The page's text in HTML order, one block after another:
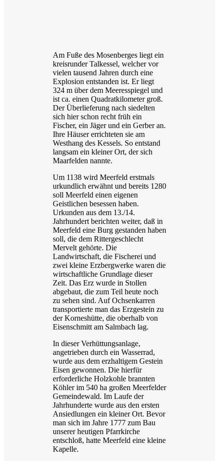
Am Fuße des Mosenberges liegt ein
kreisrunder Talkessel, welcher vor
vielen tausend Jahren durch eine
Explosion entstanden ist. Er liegt
324 m über dem Meeresspiegel und
ist ca. einen Quadratkilometer groß.
Der Überlieferung nach siedelten
sich hier schon recht früh ein
Fischer, ein Jäger und ein Gerber an.
Ihre Häuser errichteten sie am
Westhang des Kessels. So entstand
langsam ein kleiner Ort, der sich
Maarfelden nannte.
Um 1138 wird Meerfeld erstmals
urkundlich erwähnt und bereits 1280
soll Meerfeld einen eigenen
Geistlichen besessen haben.
Urkunden aus dem 13./14.
Jahrhundert berichten weiter, daß in
Meerfeld eine Burg gestanden haben
soll, die dem Rittergeschlecht
Mervelt gehörte. Die
Landwirtschaft, die Fischerei und
zwei kleine Erzbergwerke waren die
wirtschaftliche Grundlage dieser
Zeit. Das Erz wurde in Stollen
abgebaut, die zum Teil heute noch
zu sehen sind. Auf Ochsenkarren
transportierte man das Erzgestein zu
der Korneshütte, die oberhalb von
Eisenschmitt am Salmbach lag.
In dieser Verhüttungsanlage,
angetrieben durch ein Wasserrad,
wurde aus dem erzhaltigem Gestein
Eisen gewonnen. Die hierfür
erforderliche Holzkohle brannten
Köhler im 540 ha großen Meerfelder
Gemeindewald. Im Laufe der
Jahrhunderte wurde aus den ersten
Ansiedlungen ein kleiner Ort. Bevor
man sich im Jahre 1777 zum Bau
unserer heutigen Pfarrkirche
entschloß, hatte Meerfeld eine kleine
Kapelle.